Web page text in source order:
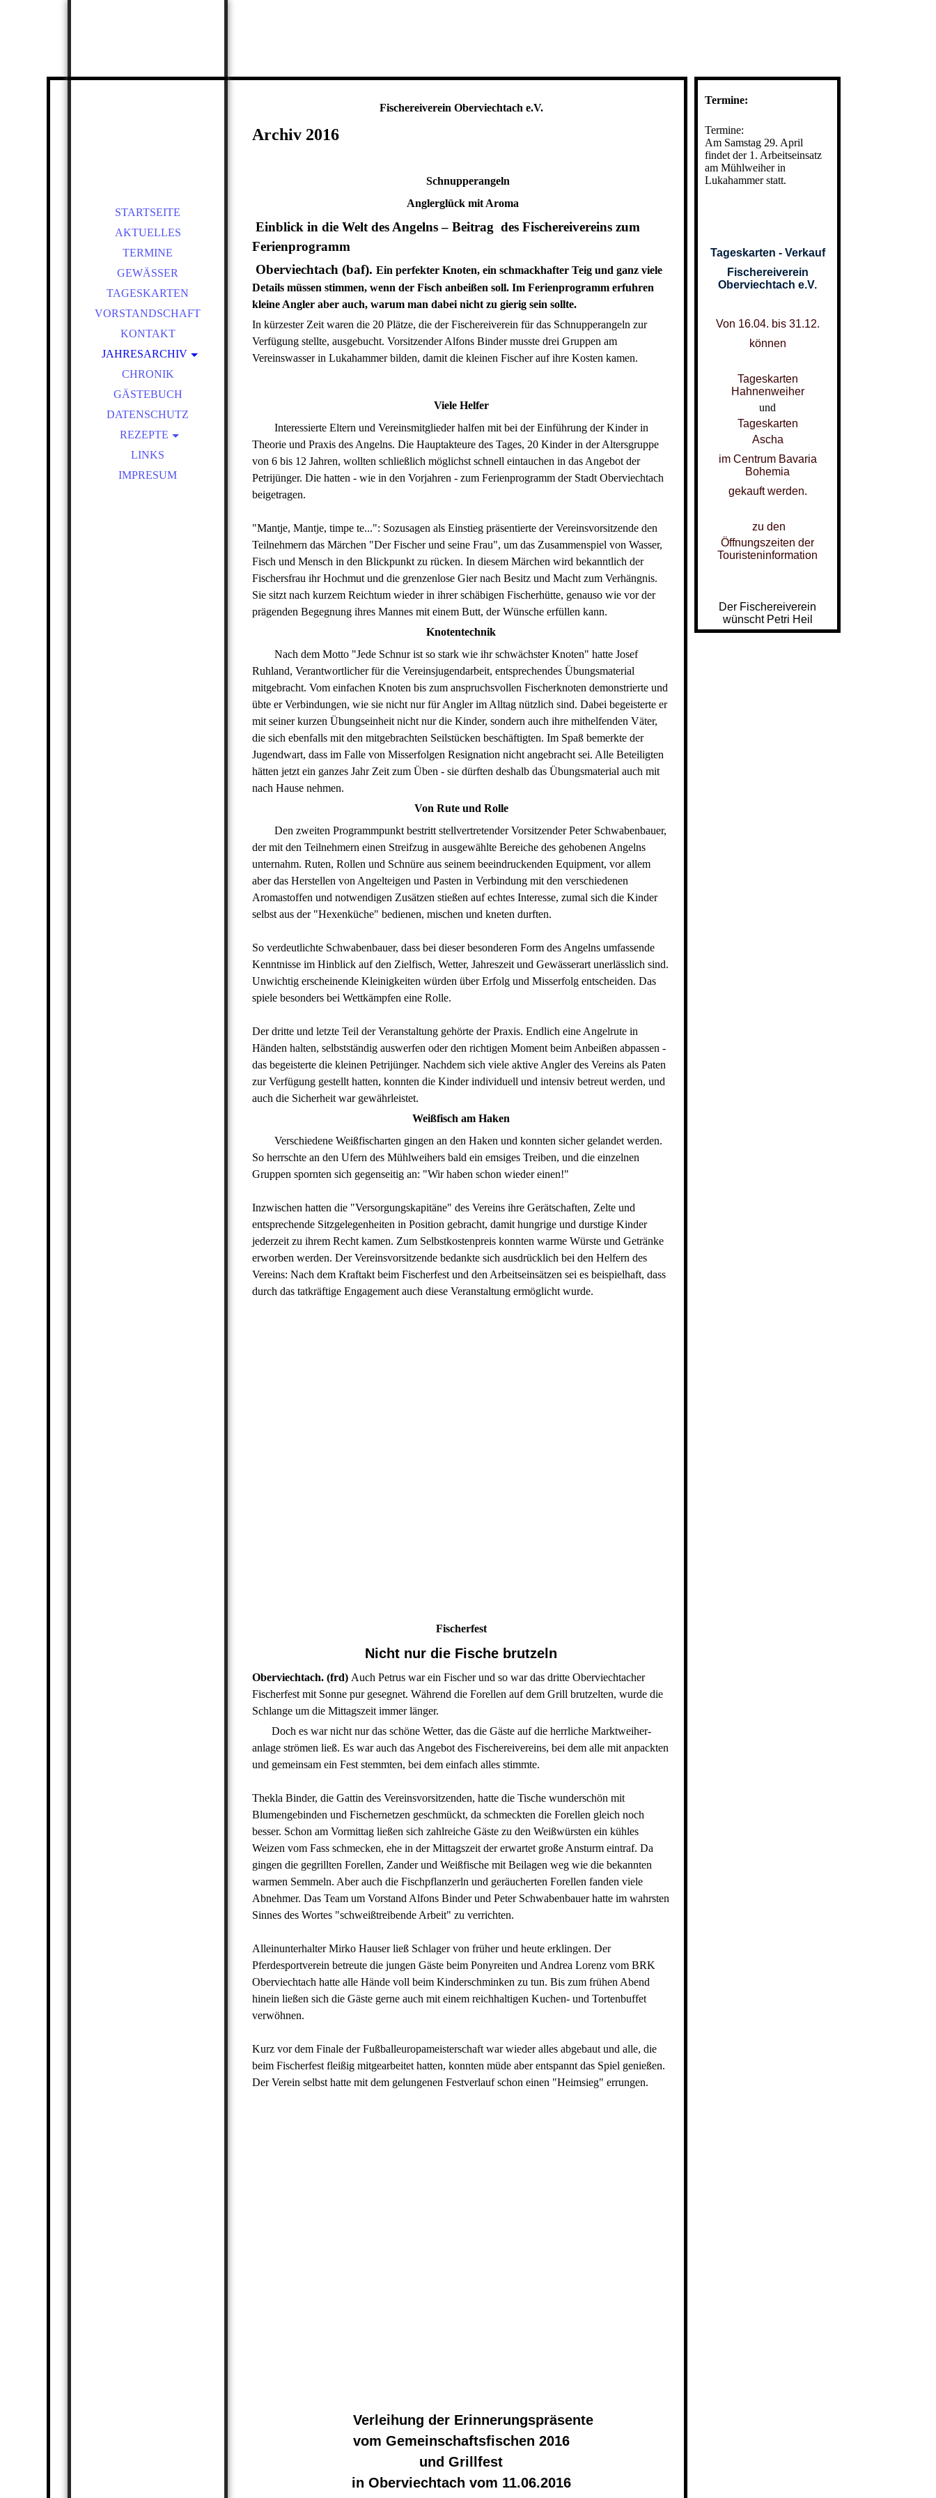
STARTSEITE
AKTUELLES
TERMINE
GEWÄSSER
TAGESKARTEN
VORSTANDSCHAFT
KONTAKT
JAHRESARCHIV
ARCHIV 2021
ARCHIV 2020
ARCHIV 2019
ARCHIV 2018
ARCHIV 2017
ARCHIV 2016
CHRONIK
GÄSTEBUCH
DATENSCHUTZ
REZEPTE
KARPFEN MIT
LINKS
IMPRESUM
Fischereiverein Oberviechtach e.V.
Archiv 2016
Schnupperangeln
Anglerglück mit Aroma
Einblick in die Welt des Angelns – Beitrag des Fischereivereins zum
Ferienprogramm
Oberviechtach (baf). Ein perfekter Knoten, ein schmackhafter Teig und ganz viele
Details müssen stimmen, wenn der Fisch anbeißen soll. Im Ferienprogramm erfuhren
kleine Angler aber auch, warum man dabei nicht zu gierig sein sollte.
In kürzester Zeit waren die 20 Plätze, die der Fischereiverein für das Schnupperangeln zur
Verfügung stellte, ausgebucht. Vorsitzender Alfons Binder musste drei Gruppen am
Vereinswasser in Lukahammer bilden, damit die kleinen Fischer auf ihre Kosten kamen.
Viele Helfer
Interessierte Eltern und Vereinsmitglieder halfen mit bei der Einführung der Kinder in
Theorie und Praxis des Angelns. Die Hauptakteure des Tages, 20 Kinder in der Altersgruppe
von 6 bis 12 Jahren, wollten schließlich möglichst schnell eintauchen in das Angebot der
Petrijünger. Die hatten - wie in den Vorjahren - zum Ferienprogramm der Stadt Oberviechtach
beigetragen.
"Mantje, Mantje, timpe te...": Sozusagen als Einstieg präsentierte der Vereinsvorsitzende den
Teilnehmern das Märchen "Der Fischer und seine Frau", um das Zusammenspiel von Wasser,
Fisch und Mensch in den Blickpunkt zu rücken. In diesem Märchen wird bekanntlich der
Fischersfrau ihr Hochmut und die grenzenlose Gier nach Besitz und Macht zum Verhängnis.
Sie sitzt nach kurzem Reichtum wieder in ihrer schäbigen Fischerhütte, genauso wie vor der
prägenden Begegnung ihres Mannes mit einem Butt, der Wünsche erfüllen kann.
Knotentechnik
Nach dem Motto "Jede Schnur ist so stark wie ihr schwächster Knoten" hatte Josef
Ruhland, Verantwortlicher für die Vereinsjugendarbeit, entsprechendes Übungsmaterial
mitgebracht. Vom einfachen Knoten bis zum anspruchsvollen Fischerknoten demonstrierte und
übte er Verbindungen, wie sie nicht nur für Angler im Alltag nützlich sind. Dabei begeisterte er
mit seiner kurzen Übungseinheit nicht nur die Kinder, sondern auch ihre mithelfenden Väter,
die sich ebenfalls mit den mitgebrachten Seilstücken beschäftigten. Im Spaß bemerkte der
Jugendwart, dass im Falle von Misserfolgen Resignation nicht angebracht sei. Alle Beteiligten
hätten jetzt ein ganzes Jahr Zeit zum Üben - sie dürften deshalb das Übungsmaterial auch mit
nach Hause nehmen.
Von Rute und Rolle
Den zweiten Programmpunkt bestritt stellvertretender Vorsitzender Peter Schwabenbauer,
der mit den Teilnehmern einen Streifzug in ausgewählte Bereiche des gehobenen Angelns
unternahm. Ruten, Rollen und Schnüre aus seinem beeindruckenden Equipment, vor allem
aber das Herstellen von Angelteigen und Pasten in Verbindung mit den verschiedenen
Aromastoffen und notwendigen Zusätzen stießen auf echtes Interesse, zumal sich die Kinder
selbst aus der "Hexenküche" bedienen, mischen und kneten durften.
So verdeutlichte Schwabenbauer, dass bei dieser besonderen Form des Angelns umfassende
Kenntnisse im Hinblick auf den Zielfisch, Wetter, Jahreszeit und Gewässerart unerlässlich sind.
Unwichtig erscheinende Kleinigkeiten würden über Erfolg und Misserfolg entscheiden. Das
spiele besonders bei Wettkämpfen eine Rolle.
Der dritte und letzte Teil der Veranstaltung gehörte der Praxis. Endlich eine Angelrute in
Händen halten, selbstständig auswerfen oder den richtigen Moment beim Anbeißen abpassen -
das begeisterte die kleinen Petrijünger. Nachdem sich viele aktive Angler des Vereins als Paten
zur Verfügung gestellt hatten, konnten die Kinder individuell und intensiv betreut werden, und
auch die Sicherheit war gewährleistet.
Weißfisch am Haken
Verschiedene Weißfischarten gingen an den Haken und konnten sicher gelandet werden.
So herrschte an den Ufern des Mühlweihers bald ein emsiges Treiben, und die einzelnen
Gruppen spornten sich gegenseitig an: "Wir haben schon wieder einen!"
Inzwischen hatten die "Versorgungskapitäne" des Vereins ihre Gerätschaften, Zelte und
entsprechende Sitzgelegenheiten in Position gebracht, damit hungrige und durstige Kinder
jederzeit zu ihrem Recht kamen. Zum Selbstkostenpreis konnten warme Würste und Getränke
erworben werden. Der Vereinsvorsitzende bedankte sich ausdrücklich bei den Helfern des
Vereins: Nach dem Kraftakt beim Fischerfest und den Arbeitseinsätzen sei es beispielhaft, dass
durch das tatkräftige Engagement auch diese Veranstaltung ermöglicht wurde.
Fischerfest
Nicht nur die Fische brutzeln
Oberviechtach. (frd) Auch Petrus war ein Fischer und so war das dritte Oberviechtacher
Fischerfest mit Sonne pur gesegnet. Während die Forellen auf dem Grill brutzelten, wurde die
Schlange um die Mittagszeit immer länger.
Doch es war nicht nur das schöne Wetter, das die Gäste auf die herrliche Marktweiher-
anlage strömen ließ. Es war auch das Angebot des Fischereivereins, bei dem alle mit anpackten
und gemeinsam ein Fest stemmten, bei dem einfach alles stimmte.
Thekla Binder, die Gattin des Vereinsvorsitzenden, hatte die Tische wunderschön mit
Blumengebinden und Fischernetzen geschmückt, da schmeckten die Forellen gleich noch
besser. Schon am Vormittag ließen sich zahlreiche Gäste zu den Weißwürsten ein kühles
Weizen vom Fass schmecken, ehe in der Mittagszeit der erwartet große Ansturm eintraf. Da
gingen die gegrillten Forellen, Zander und Weißfische mit Beilagen weg wie die bekannten
warmen Semmeln. Aber auch die Fischpflanzerln und geräucherten Forellen fanden viele
Abnehmer. Das Team um Vorstand Alfons Binder und Peter Schwabenbauer hatte im wahrsten
Sinnes des Wortes "schweißtreibende Arbeit" zu verrichten.
Alleinunterhalter Mirko Hauser ließ Schlager von früher und heute erklingen. Der
Pferdesportverein betreute die jungen Gäste beim Ponyreiten und Andrea Lorenz vom BRK
Oberviechtach hatte alle Hände voll beim Kinderschminken zu tun. Bis zum frühen Abend
hinein ließen sich die Gäste gerne auch mit einem reichhaltigen Kuchen- und Tortenbuffet
verwöhnen.
Kurz vor dem Finale der Fußballeuropameisterschaft war wieder alles abgebaut und alle, die
beim Fischerfest fleißig mitgearbeitet hatten, konnten müde aber entspannt das Spiel genießen.
Der Verein selbst hatte mit dem gelungenen Festverlauf schon einen "Heimsieg" errungen.
Verleihung der Erinnerungspräsente
vom Gemeinschaftsfischen 2016
und Grillfest
in Oberviechtach vom 11.06.2016
Termine:
Termine:
Am Samstag 29. April
findet der 1. Arbeitseinsatz
am Mühlweiher in
Lukahammer statt.
Tageskarten - Verkauf
Fischereiverein
Oberviechtach e.V.
Von 16.04. bis 31.12.
können
Tageskarten
Hahnenweiher
und
Tageskarten
Ascha
im Centrum Bavaria
Bohemia
gekauft werden.
zu den
Öffnungszeiten der
Touristeninformation
Der Fischereiverein
wünscht Petri Heil